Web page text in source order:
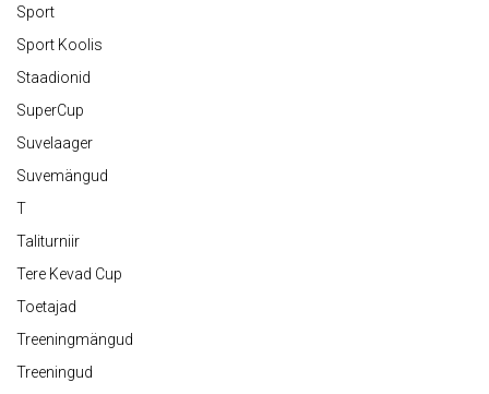
Sport
Sport Koolis
Staadionid
SuperCup
Suvelaager
Suvemängud
T
Taliturniir
Tere Kevad Cup
Toetajad
Treeningmängud
Treeningud